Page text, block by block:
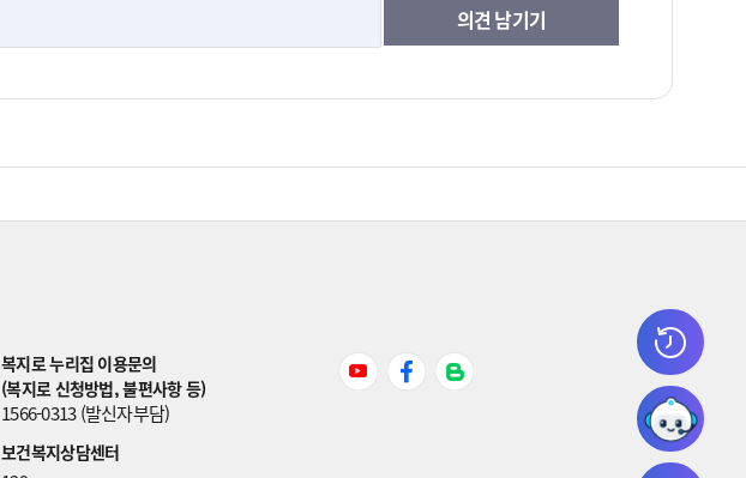
의견 남기기
복지로 누리집 이용문의
보건복지상담센터
1566-0313 (발신자부담)
(복지로 신청방법, 불편사항 등)
YoutubeFacebook